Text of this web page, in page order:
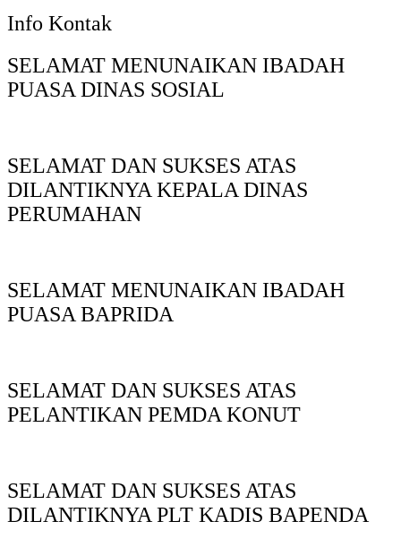
Info Kontak
SELAMAT MENUNAIKAN IBADAH
PUASA DINAS SOSIAL
SELAMAT DAN SUKSES ATAS
DILANTIKNYA KEPALA DINAS
PERUMAHAN
SELAMAT MENUNAIKAN IBADAH
PUASA BAPRIDA
SELAMAT DAN SUKSES ATAS
PELANTIKAN PEMDA KONUT
SELAMAT DAN SUKSES ATAS
DILANTIKNYA PLT KADIS BAPENDA